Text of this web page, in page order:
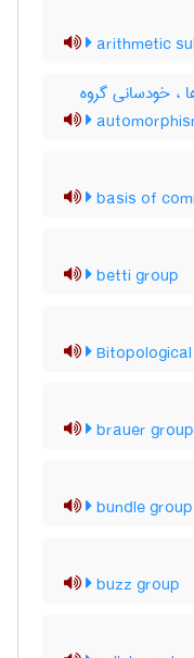
arithmetic
، خودسانی گروه
basis of
betti group
brauer group
bundle group
buzz group